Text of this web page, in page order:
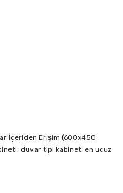
İçeriden Erişim (600x450
, duvar tipi kabinet, en ucuz